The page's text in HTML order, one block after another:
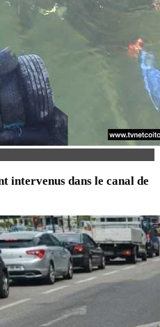
intervenus dans le canal de